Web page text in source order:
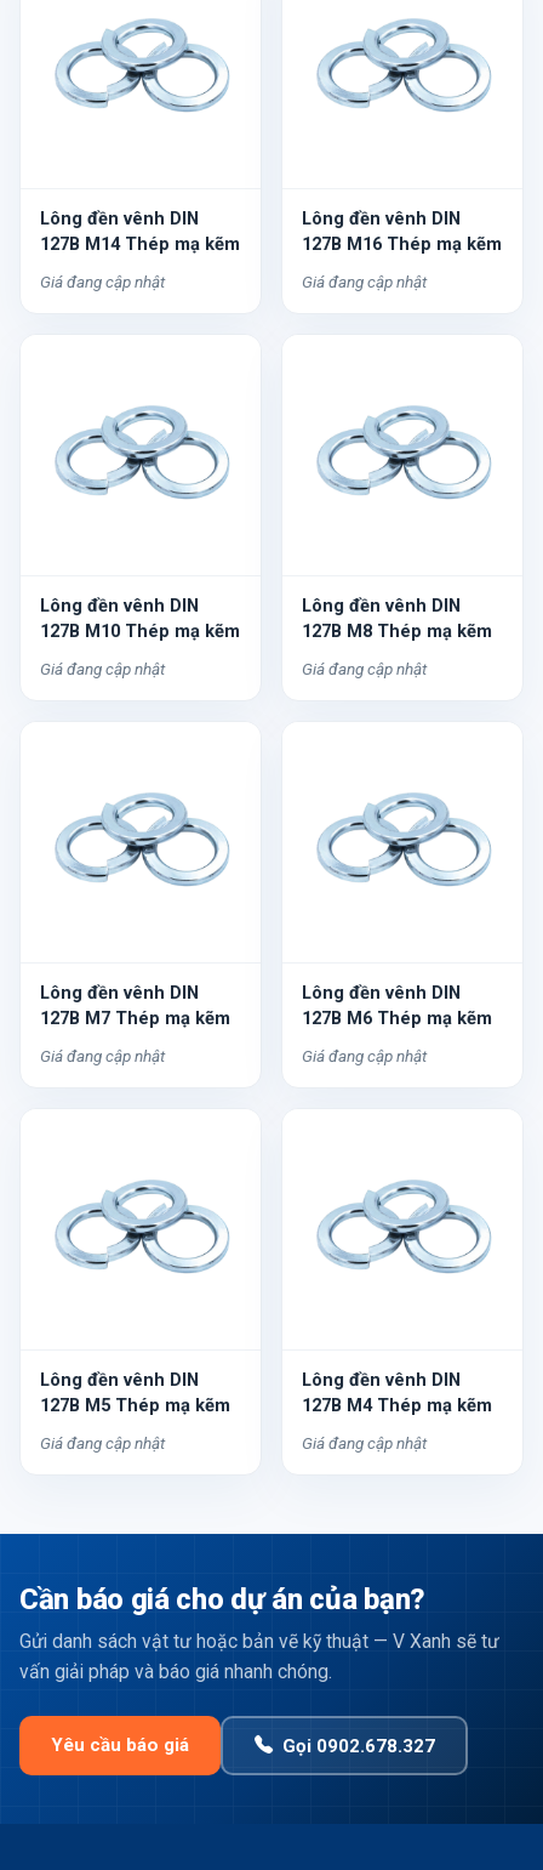
Lông đền vênh DIN
127B M14 Thép mạ kẽm
Giá đang cập nhật
Lông đền vênh DIN
127B M16 Thép mạ kẽm
Giá đang cập nhật
Lông đền vênh DIN
127B M10 Thép mạ kẽm
Giá đang cập nhật
Lông đền vênh DIN
127B M8 Thép mạ kẽm
Giá đang cập nhật
Lông đền vênh DIN
127B M7 Thép mạ kẽm
Giá đang cập nhật
Lông đền vênh DIN
127B M6 Thép mạ kẽm
Giá đang cập nhật
Lông đền vênh DIN
127B M5 Thép mạ kẽm
Giá đang cập nhật
Lông đền vênh DIN
127B M4 Thép mạ kẽm
Giá đang cập nhật
Cần báo giá cho dự án của bạn?
Gửi danh sách vật tư hoặc bản vẽ kỹ thuật — V Xanh sẽ tư
vấn giải pháp và báo giá nhanh chóng.
Yêu cầu báo giá Gọi 0902.678.327